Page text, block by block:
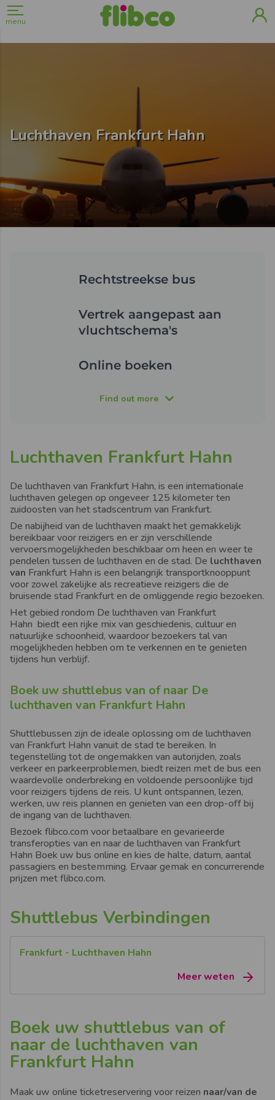
menu
Luchthaven Frankfurt Hahn
Rechtstreekse bus
Vertrek aangepast aan
vluchtschema's
Online boeken
Find out more
Luchthaven Frankfurt Hahn
De luchthaven van Frankfurt Hahn, is een internationale
luchthaven gelegen op ongeveer 125 kilometer ten
zuidoosten van het stadscentrum van Frankfurt.
De nabijheid van de luchthaven maakt het gemakkelijk
bereikbaar voor reizigers en er zijn verschillende
vervoersmogelijkheden beschikbaar om heen en weer te
pendelen tussen de luchthaven en de stad. De luchthaven
van Frankfurt Hahn is een belangrijk transportknooppunt
voor zowel zakelijke als recreatieve reizigers die de
bruisende stad Frankfurten de omliggende regio bezoeken.
Het gebied rondom De luchthaven van Frankfurt
Hahn biedt een rijke mix van geschiedenis, cultuur en
natuurlijke schoonheid, waardoor bezoekers tal van
mogelijkheden hebben om te verkennen en te genieten
tijdens hun verblijf.
Boek uw shuttlebus van of naar De
luchthaven van Frankfurt Hahn
Shuttlebussen zijn de ideale oplossing om de luchthaven
van Frankfurt Hahn vanuit de stad te bereiken. In
tegenstelling tot de ongemakken van autorijden, zoals
verkeer en parkeerproblemen, biedt reizen met de bus een
waardevolle onderbreking en voldoende persoonlijke tijd
voor reizigers tijdens de reis. U kunt ontspannen, lezen,
werken, uw reis plannen en genieten van een drop-off bij
de ingang van de luchthaven.
Bezoek flibco.com voor betaalbare en gevarieerde
transferopties van en naar de luchthaven van Frankfurt
Hahn Boek uw bus online en kies de halte, datum, aantal
passagiers en bestemming. Ervaar gemak en concurrerende
prijzen met flibco.com.
Shuttlebus Verbindingen
Frankfurt - Luchthaven Hahn
Meer weten
Boek uw shuttlebus van of
naar de luchthaven van
Frankfurt Hahn
Maak uw online ticketreservering voor reizen naar/van de